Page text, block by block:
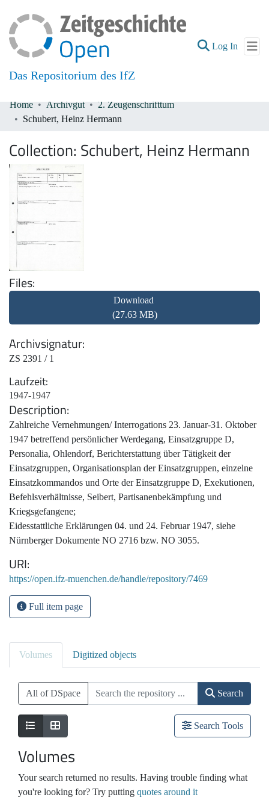
Das Repositorium des IfZ
Log In (current)
Communities & Collections
Home Archivgut
2. Zeugenschrifttum
Schubert, Heinz Hermann
Collection: Schubert, Heinz Hermann
Files
Download
(27.63 MB)
Archivsignatur
ZS 2391 / 1
Laufzeit
1947-1947
Description
Zahlreiche Vernehmungen/ Interrogations 23. Januar-31. Oktober
1947 betreffend persönlicher Werdegang, Einsatzgruppe D,
Personalia, Ohlendorf, Berichterstattung über Tätigkeit der
Einsatzgruppen, Organisationsplan der Einsatzgruppen, einzelne
Einsatzkommandos und Orte der Einsatzgruppe D, Exekutionen,
Befehlsverhältnisse, Seibert, Partisanenbekämpfung und
Kriegsgefangene;
Eidesstattliche Erklärungen 04. und 24. Februar 1947, siehe
Nürnberger Dokumente NO 2716 bzw. NO 3055.
URI
https://open.ifz-muenchen.de/handle/repository/7469
Full item page
Volumes Digitized objects
All of DSpace Search
Search Tools
Volumes
Your search returned no results. Having trouble finding what
you're looking for? Try putting quotes around it